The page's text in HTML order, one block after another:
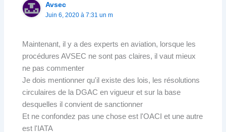
Avsec
Juin 6, 2020 à 7:31 un m
Maintenant, il y a des experts en aviation, lorsque les
procédures AVSEC ne sont pas claires, il vaut mieux
ne pas commenter
Je dois mentionner qu'il existe des lois, les résolutions
circulaires de la DGAC en vigueur et sur la base
desquelles il convient de sanctionner
Et ne confondez pas une chose est l'OACI et une autre
est l'IATA